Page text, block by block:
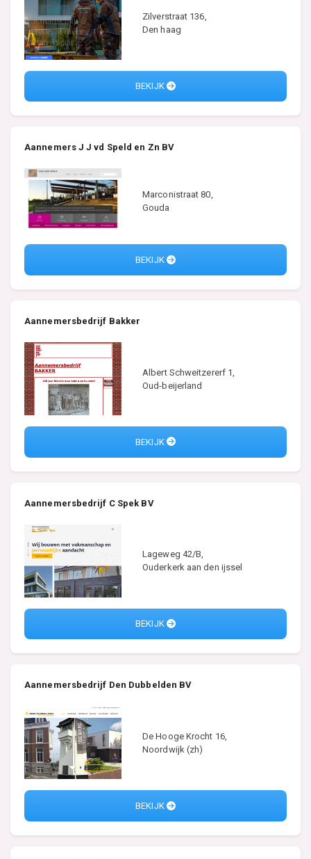
Zilverstraat 136,
Den haag
BEKIJK
Aannemers J J vd Speld en Zn BV
Marconistraat 80,
Gouda
BEKIJK
Aannemersbedrijf Bakker
Albert Schweitzererf 1,
Oud-beijerland
BEKIJK
Aannemersbedrijf C Spek BV
Lageweg 42/B,
Ouderkerk aan den ijssel
BEKIJK
Aannemersbedrijf Den Dubbelden BV
De Hooge Krocht 16,
Noordwijk (zh)
BEKIJK